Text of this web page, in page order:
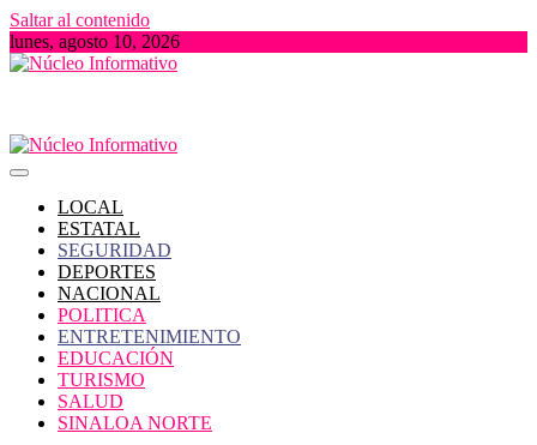
Saltar al contenido
lunes, agosto 10, 2026
LOCAL
ESTATAL
SEGURIDAD
DEPORTES
NACIONAL
POLITICA
ENTRETENIMIENTO
EDUCACIÓN
TURISMO
SALUD
SINALOA NORTE